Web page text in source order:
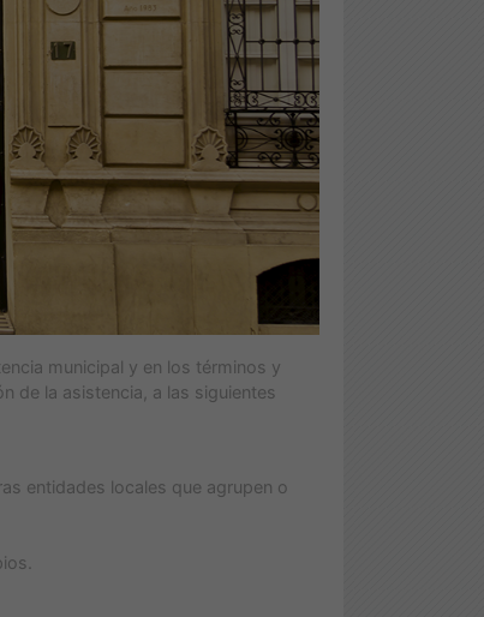
municipal y en los términos y
de la asistencia, a las siguientes
entidades locales que agrupen o